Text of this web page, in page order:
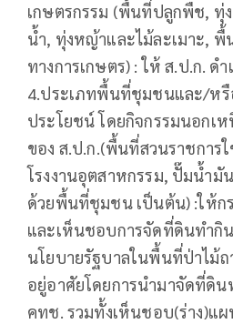
เกษตรกรรม (พื้นที่ปลูกพืช, ทุ่
น้ำ, ทุ่งหญ้าและไม้ละเมาะ,
ทางการเกษตร) : ให้ ส.ป.ก. ด
4.ประเภทพื้นที่ชุมชนและ/ห
ประโยชน์ โดยกิจกรรมนอก
ของ ส.ป.ก.(พื้นที่สวนราชการ
โรงงานอุตสาหกรรม, ปั๊มน้ำ
ด้วยพื้นที่ชุมชน เป็นต้น) :ให้ก
และเห็นชอบการจัดที่ดินทำกิ
นโยบายรัฐบาลในพื้นที่ป่าไม้
อยู่อาศัยโดยการนำมาจัดที่ดิ
คทช. รวมทั้งเห็นชอบ(ร่าง)แ